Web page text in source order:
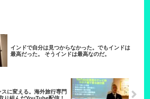
インドで自分は見つからなかった。でもインドは
最高だった。 そうインドは最高なのだ。
に変える。海外旅行専門
り組んだYouTube配信！